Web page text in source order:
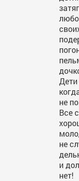
не
Все
не
и
нет!